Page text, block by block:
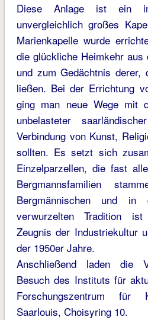
Diese Anlage ist ein
unvergleichlich großes
Marienkapelle wurde
die glückliche Heimkehr aus
und zum Gedächtnis
ließen. Bei der Errichtung
ging man neue Wege mit
unbelasteter
Verbindung von Kunst,
sollten. Es setzt sich
Einzelparzellen, die fast
Bergmannsfamilien
Bergmännischen und in
verwurzelten Tradition
Zeugnis der Industriekultur
der 1950er Jahre.
Anschließend laden die
Besuch des Instituts für
Forschungszentrum für
Saarlouis, Choisyring 10.